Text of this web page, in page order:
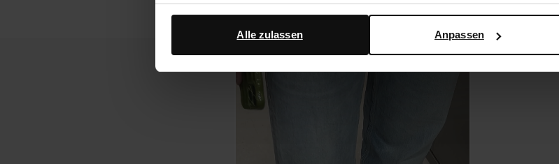
Google Ihre personenbezogenen Daten verwendet, finden Sie auf derSeite
Anpassen
Alle zulassen